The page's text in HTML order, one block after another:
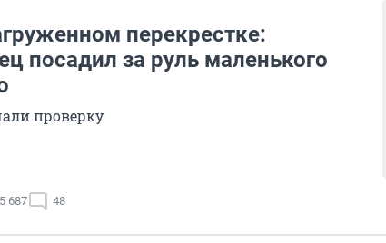
перекрестке:
посадил за руль маленького
проверку
5 687 48